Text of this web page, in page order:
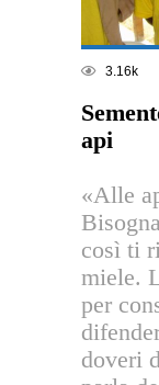
3.16k
api
«Alle
così ti
miele.
per
doveri